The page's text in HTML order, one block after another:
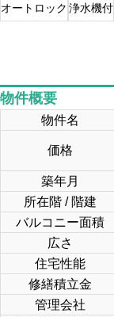
オートロック 浄水機付
物件概要
物件名
価格
築年月
所在階 / 階建
バルコニー面積
広さ
住宅性能
修繕積立金
管理会社